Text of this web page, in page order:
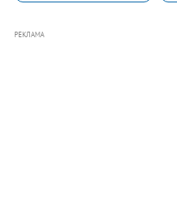
РЕКЛАМА